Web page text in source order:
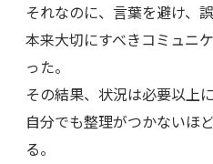
それなのに、言葉を避け、
本来大切にすべきコミュニ
った。
その結果、状況は必要以上
自分でも整理がつかないほ
る。